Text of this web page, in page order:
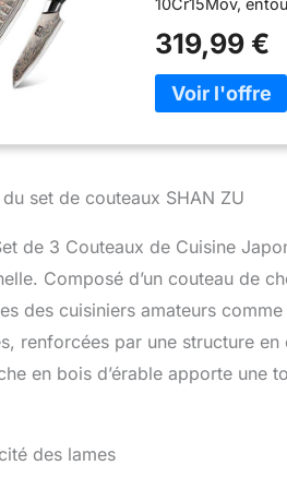
main à 12° de
exceptionnelles
couteau utilise
fonte à haute
Cela crée des
Ce set
de 18 cm (7
des fruits et des
Le manche est
un procédé
ergonomique
d'une utilisation
Ce set premium
319,99 €
set de couteaux SHAN ZU
de 3 Couteaux de Cuisine
Composé d’un couteau de
des cuisiniers amateurs
renforcées par une structure
en bois d’érable apporte une
des lames